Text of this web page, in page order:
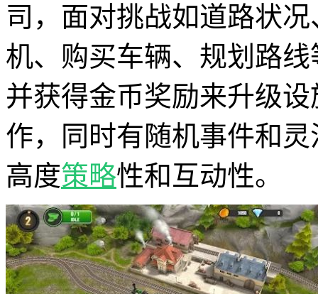
司，面对挑战如道路状
机、购买车辆、规划路
并获得金币奖励来升级
作，同时有随机事件和
高度策略性和互动性。